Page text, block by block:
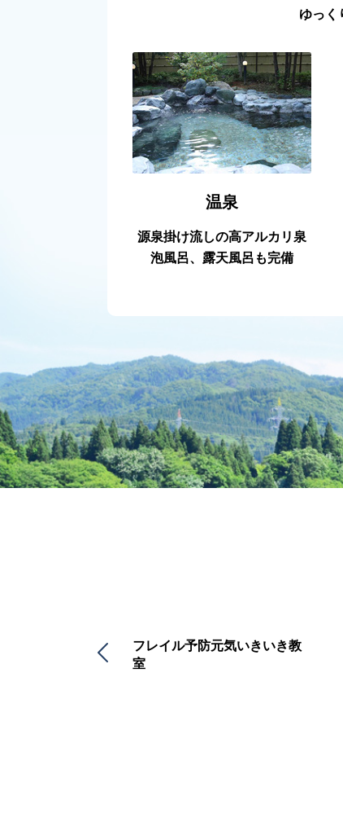
ゆっく
温泉
源泉掛け流しの高アルカリ泉
泡風呂、露天風呂も完備
フレイル予防元気いきいき教
室